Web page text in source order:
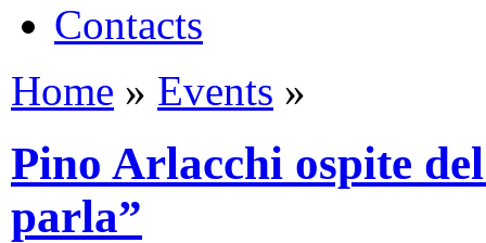
Contacts
Home » Events »
Pino Arlacchi ospite
parla”